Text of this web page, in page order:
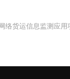
络货运信息监测应用